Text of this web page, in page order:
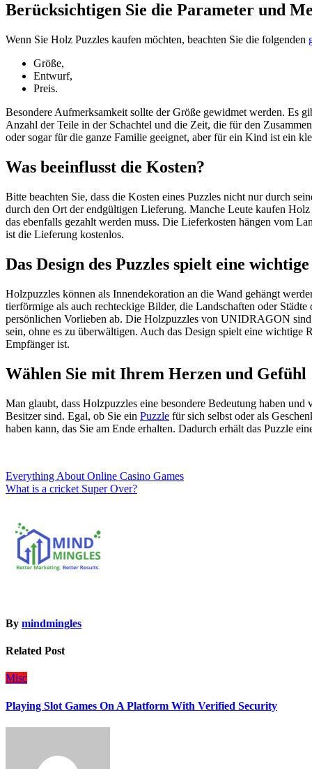
Berücksichtigen Sie die Parameter und
Wenn Sie Holz Puzzles kaufen möchten, beachten Sie die folgenden
Größe,
Entwurf,
Preis.
Besondere Aufmerksamkeit sollte der Größe gewidmet werden. Es
Anzahl der Teile in der Schachtel und die Zeit, die für den
oder sogar für die ganze Familie geeignet, aber für ein Kind ist ein
Was beeinflusst die Kosten?
Bitte beachten Sie, dass die Kosten eines Puzzles nicht nur durch
durch den Ort der endgültigen Lieferung. Manche Leute kaufen
das ebenfalls gezahlt werden muss. Die Lieferkosten hängen vom
ist die Lieferung kostenlos.
Das Design des Puzzles spielt eine
Holzpuzzles können als Innendekoration an die Wand gehängt
tierförmige als auch rechteckige Bilder, die Landschaften oder
persönlichen Vorlieben ab. Die Holzpuzzles von UNIDRAGON
sein, ohne es zu überwältigen. Auch das Design spielt eine wichtige
Empfänger ist.
Wählen Sie mit Ihrem Herzen und Gefühl
Man glaubt, dass Holzpuzzles eine besondere Bedeutung haben
Besitzer sind. Egal, ob Sie ein Puzzle für sich selbst oder als
haben kann, das Sie am Ende erhalten. Dadurch erhält das Puzzle
Post
navigation
Everything About Online Casino Games
What is a cricket Super Over?
By mindmingles
Related Post
Misc
Playing Slot Games On A Platform With Verified Security